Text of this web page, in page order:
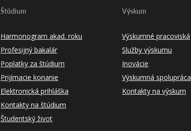
Štúdium
Harmonogram akad. roku
Profesijný bakalár
Poplatky za štúdium
Prijímacie konanie
Elektronická prihláška
Kontakty na štúdium
Študentský život
Výskum
Výskumné pracoviská
Služby výskumu
Inovácie
Výskumná spolupráca
Kontakty na výskum